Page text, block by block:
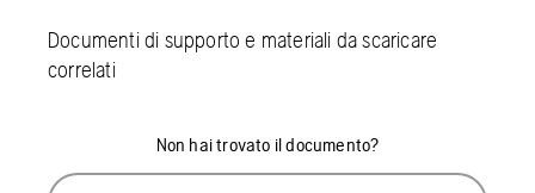
Documenti di supporto e materiali da scaricare
correlati
Non hai trovato il documento?